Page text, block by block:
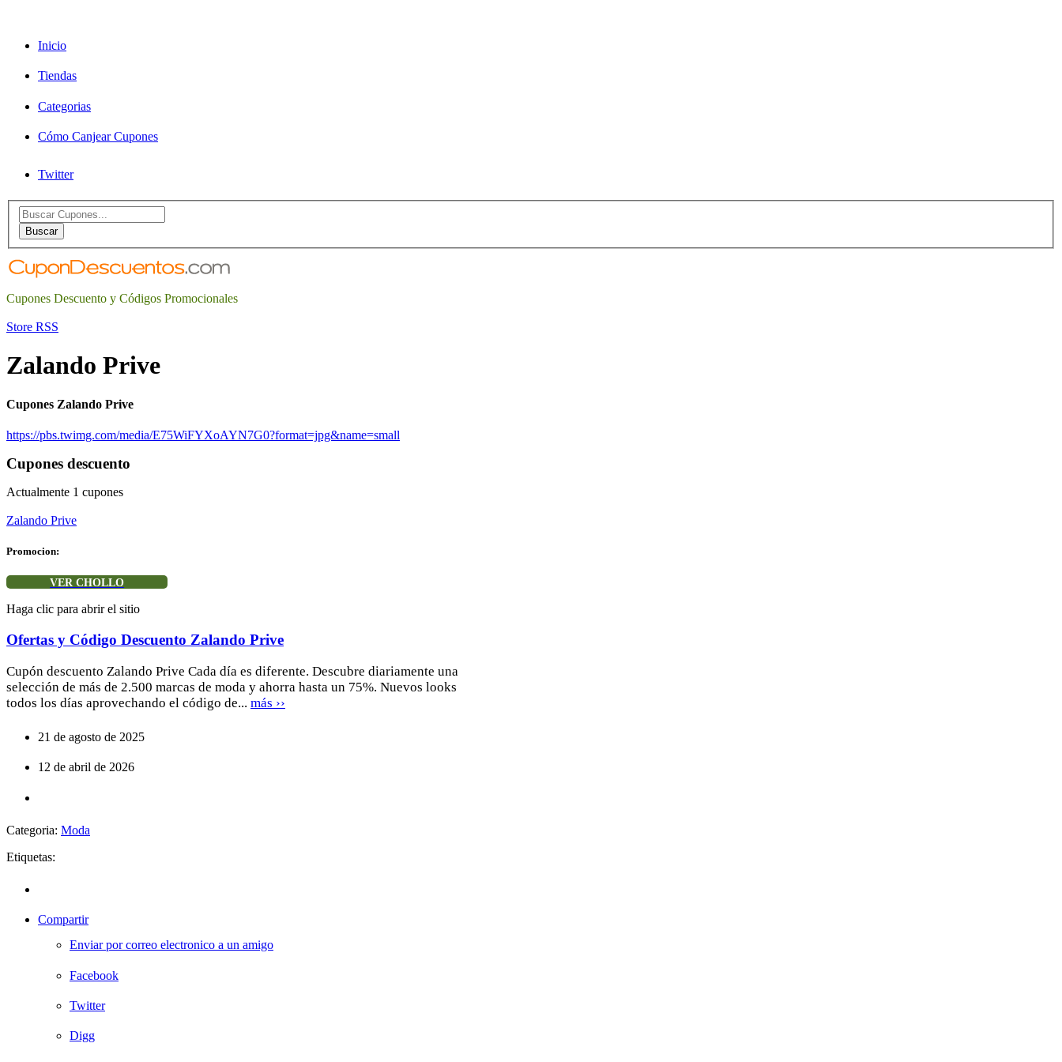
Inicio
Tiendas
Categorias
Cómo Canjear Cupones
Twitter
Search
for:Buscar
Cupones Descuento y Códigos Promocionales
Store RSS
Zalando Prive
Cupones Zalando Prive
https://pbs.twimg.com/media/E75WiFYXoAYN7G0?format=jpg&name=small
Cupones descuento
Actualmente 1 cupones
Zalando Prive
Promocion:
VER CHOLLO
Haga clic para abrir el sitio
Ofertas y Código Descuento Zalando Prive
Cupón descuento Zalando Prive Cada día es diferente. Descubre diariamente una
selección de más de 2.500 marcas de moda y ahorra hasta un 75%. Nuevos looks
todos los días aprovechando el código de... más ››
21 de agosto de 2025
12 de abril de 2026
Categoria: Moda
Etiquetas:
Compartir
Enviar por correo electronico a un amigo
Facebook
Twitter
Digg